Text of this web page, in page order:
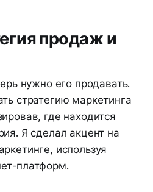
продаж и
нужно его продавать.
стратегию маркетинга
где находится
Я сделал акцент на
используя
платформ.